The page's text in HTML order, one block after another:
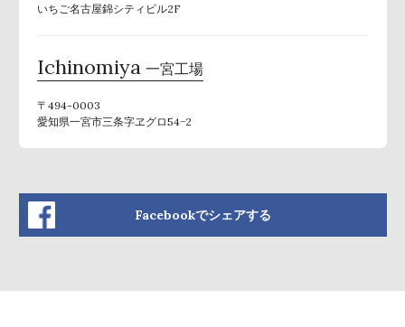
いちご名古屋錦シティビル2F
Ichinomiya 一宮工場
〒494-0003
愛知県一宮市三条字ヱグロ54−2
Facebookでシェアする